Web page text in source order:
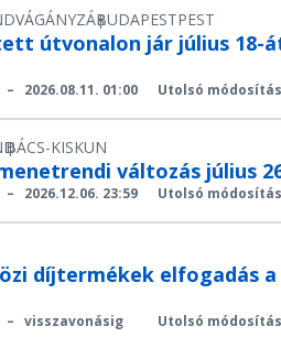
VÁGÁNYZÁR
|
BUDAPESTPEST
útvonalon jár július 18-
– 2026.08.11. 01:00 Utolsó
|
BÁCS-KISKUN
változás július
– 2026.12.06. 23:59 Utolsó
díjtermékek elfogadás a
– visszavonásig Utolsó